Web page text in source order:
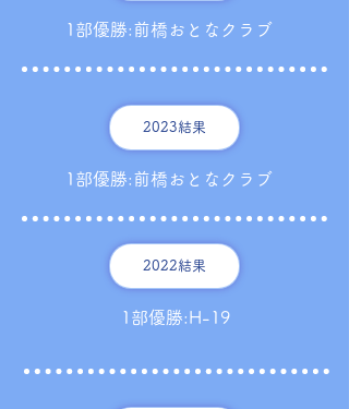
1部優勝:前橋おとなクラブ
2023結果
1部優勝:前橋おとなクラブ
2022結果
1部優勝:H-19